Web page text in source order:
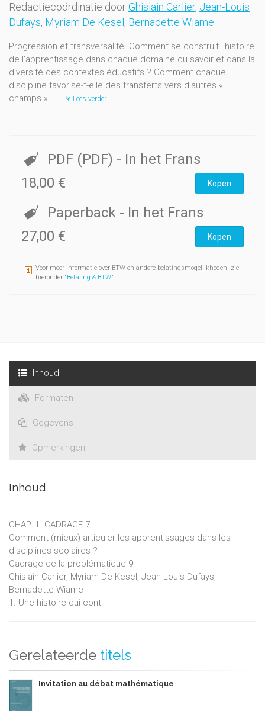
Redactiecoördinatie doorGhislain Carlier, Jean-Louis
Dufays, Myriam De Kesel , Bernadette Wiame
Progression et transversalité. Comment se construit l'histoire
de l'apprentissage dans chaque domaine du savoir et dans la
diversité des contextes éducatifs ? Comment chaque
discipline favorise-t-elle des transferts vers d'autres «
champs »...
Lees verder
PDF (PDF) - In het Frans
18,00 €
Kopen
Paperback - In het Frans
27,00 €
Kopen
Voor meer informatie over BTW en andere belatingsmogelijkheden, zie
hieronder "Betaling & BTW".
Inhoud
Formaten
Gegevens
Opmerkingen
Inhoud
CHAP. 1. CADRAGE 7
Comment (mieux) articuler les apprentissages dans les
disciplines scolaires ?
Cadrage de la problématique 9
Ghislain Carlier, Myriam De Kesel, Jean-Louis Dufays,
Bernadette Wiame
1. Une histoire qui cont
Gerelateerde titels
Invitation au débat mathématique